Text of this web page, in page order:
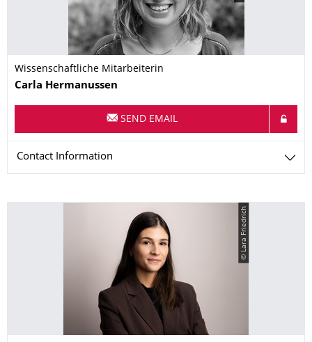
Wissenschaftliche Mitarbeiterin
Name
Carla Hermanussen
SEND EMAIL
Contact Information
© Lara Friedrich